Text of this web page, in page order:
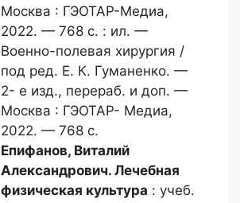
Москва : ГЭОТАР-Медиа,
2022. — 768 с. : ил. —
Военно-полевая хирургия /
под ред. Е. К. Гуманенко. —
2- е изд., перераб. и доп. —
Москва : ГЭОТАР- Медиа,
2022. — 768 с.
Епифанов, Виталий
Александрович. Лечебная
физическая культура : учеб.